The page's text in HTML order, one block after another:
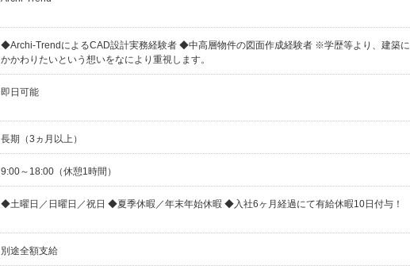
◆Archi-TrendによるCAD設計実務経験者 ◆中高層物件の図面作成経験者 ※学歴等より、建築に
かかわりたいという想いをなにより重視します。
即日可能
長期（3ヵ月以上）
9:00～18:00（休憩1時間）
◆土曜日／日曜日／祝日 ◆夏季休暇／年末年始休暇 ◆入社6ヶ月経過にて有給休暇10日付与！
別途全額支給